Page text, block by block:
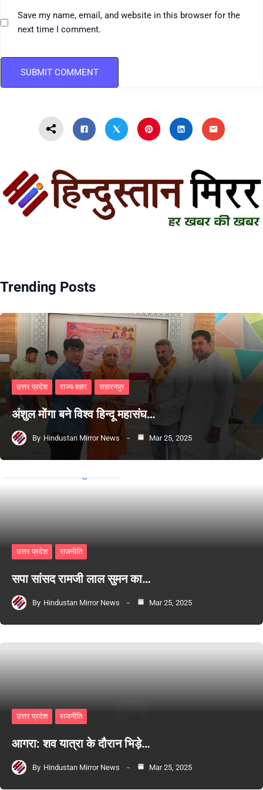
Save my name, email, and website in this browser for the
next time I comment.
Trending Posts
उत्तर प्रदेश राज्य-शहर सहारनपुर
अंशुल मोंगा बने विश्व हिन्दू महासंघ…
By Hindustan Mirror News Mar 25, 2025
उत्तर प्रदेश राजनीति
सपा सांसद रामजी लाल सुमन का…
By Hindustan Mirror News Mar 25, 2025
उत्तर प्रदेश राजनीति
आगरा: शव यात्रा के दौरान भिड़े…
By Hindustan Mirror News Mar 25, 2025